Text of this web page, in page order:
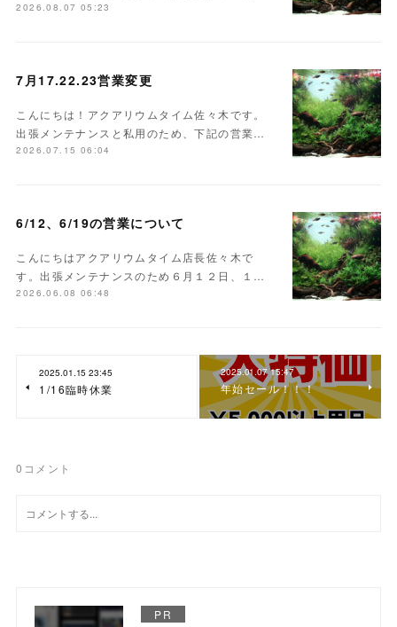
2026.08.07 05:23
7月17.22.23営業変更
こんにちは！アクアリウムタイム佐々木です。
出張メンテナンスと私用のため、下記の営業…
2026.07.15 06:04
6/12、6/19の営業について
こんにちはアクアリウムタイム店長佐々木で
す。出張メンテナンスのため６月１２日、１…
2026.06.08 06:48
2025.01.15 23:45
1/16臨時休業
2025.01.07 15:47
年始セール！！！
0 コメント
PR